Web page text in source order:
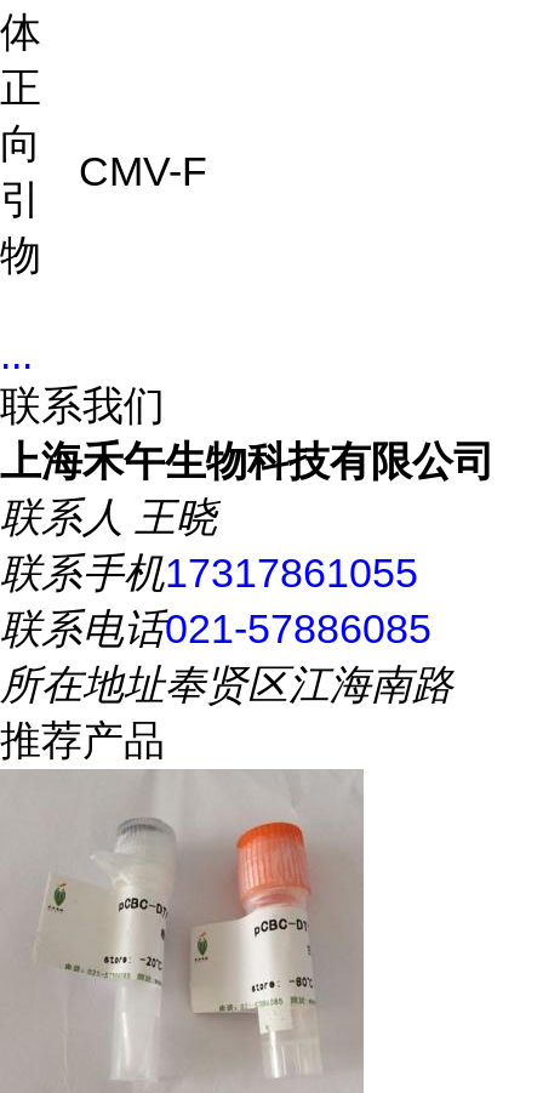
体
正
向
引
物
CMV-F
...
联系我们
上海禾午生物科技有限公司
联系人 王晓
联系手机17317861055
联系电话021-57886085
所在地址奉贤区江海南路
推荐产品